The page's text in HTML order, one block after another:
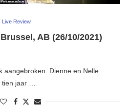
Live Review
AB (26/10/2021)
aangebroken. Dienne en Nelle
tien jaar …